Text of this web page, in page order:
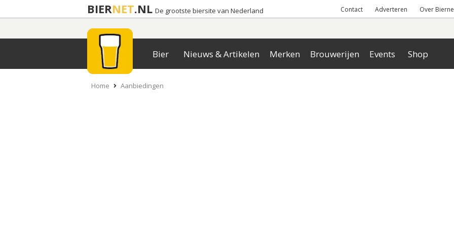
BIERNET.NL De grootste biersite van Nederland Contact Adverteren Over
Bier Nieuws & Artikelen Merken Brouwerijen Events Shop
Home Aanbiedingen